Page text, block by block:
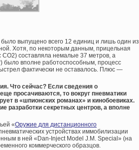
выпущено всего 12 единиц и лишь один из
Хотя, по некоторым данным, прицельная
СО2) составляла немалые 37 метров, а
было вполне работоспособным, процесс
фактически не оставалось. Плюс —
Что сейчас? Если сведения о
просачиваются, то вокруг пневматики
в «шпионских романах» и кинобоевиках.
разработки секретных центров, а вполне
«Оружие для дистанционного
устройствах иммобилизации
в ней «Dan-Inject Model J.M. Special» (на
коммерческого образцов.